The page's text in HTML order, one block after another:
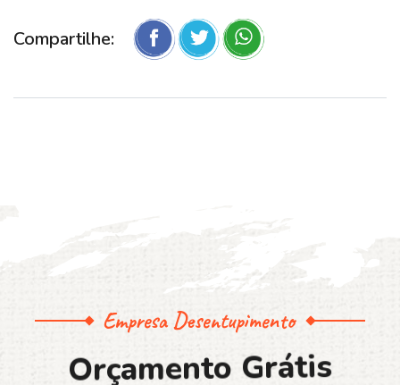
Compartilhe:
Empresa Desentupimento
Orçamento Grátis